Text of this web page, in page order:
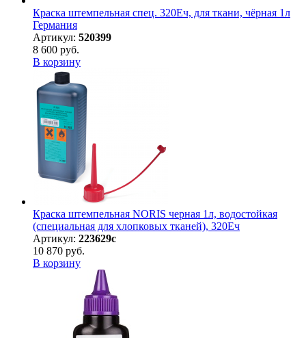
Краска штемпельная спец. 320Еч, для ткани, чёрная 1л
Германия
Артикул: 520399
8 600 руб.
В корзину
Краска штемпельная NORIS черная 1л, водостойкая
(специальная для хлопковых тканей), 320Eч
Артикул: 223629с
10 870 руб.
В корзину